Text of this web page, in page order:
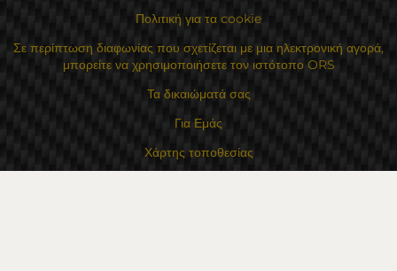
Πολιτική για τα cookie
Σε περίπτωση διαφωνίας που σχετίζεται με μια ηλεκτρονική αγορά,
μπορείτε να χρησιμοποιήσετε τον ιστότοπο ORS
Τα δικαιώματά σας
Για Εμάς
Χάρτης τοποθεσίας